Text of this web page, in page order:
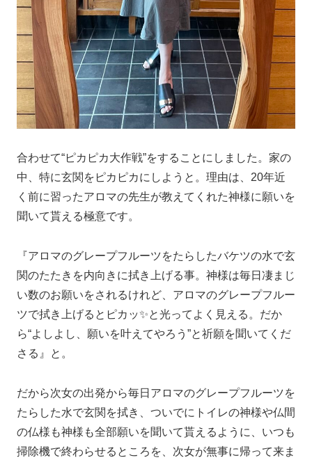
合わせて“ピカピカ大作戦”をすることにしました。家の
中、特に玄関をピカピカにしようと。理由は、20年近
く前に習ったアロマの先生が教えてくれた神様に願いを
聞いて貰える極意です。
『アロマのグレープフルーツをたらしたバケツの水で玄
関のたたきを内向きに拭き上げる事。神様は毎日凄まじ
い数のお願いをされるけれど、アロマのグレープフルー
ツで拭き上げるとピカッ✨と光ってよく見える。だか
ら“よしよし、願いを叶えてやろう”と祈願を聞いてくだ
さる』と。
だから次女の出発から毎日アロマのグレープフルーツを
たらした水で玄関を拭き、ついでにトイレの神様や仏間
の仏様も神様も全部願いを聞いて貰えるように、いつも
掃除機で終わらせるところを、次女が無事に帰って来ま